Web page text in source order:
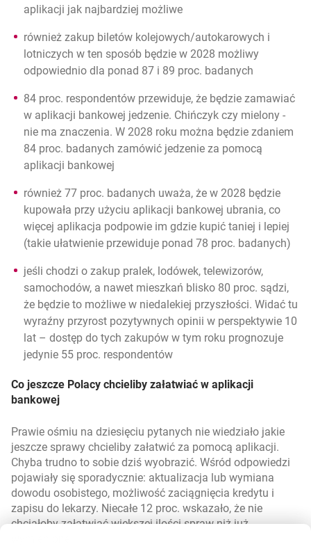
aplikacji jak najbardziej możliwe
również zakup biletów kolejowych/autokarowych i
lotniczych w ten sposób będzie w 2028 możliwy
odpowiednio dla ponad 87 i 89 proc. badanych
84 proc. respondentów przewiduje, że będzie zamawiać
w aplikacji bankowej jedzenie. Chińczyk czy mielony -
nie ma znaczenia. W 2028 roku można będzie zdaniem
84 proc. badanych zamówić jedzenie za pomocą
aplikacji bankowej
również 77 proc. badanych uważa, że w 2028 będzie
kupowała przy użyciu aplikacji bankowej ubrania, co
więcej aplikacja podpowie im gdzie kupić taniej i lepiej
(takie ułatwienie przewiduje ponad 78 proc. badanych)
jeśli chodzi o zakup pralek, lodówek, telewizorów,
samochodów, a nawet mieszkań blisko 80 proc. sądzi,
że będzie to możliwe w niedalekiej przyszłości. Widać tu
wyraźny przyrost pozytywnych opinii w perspektywie 10
lat – dostęp do tych zakupów w tym roku prognozuje
jedynie 55 proc. respondentów
Co jeszcze Polacy chcieliby załatwiać w aplikacji
bankowej
Prawie ośmiu na dziesięciu pytanych nie wiedziało jakie
jeszcze sprawy chcieliby załatwić za pomocą aplikacji.
Chyba trudno to sobie dziś wyobrazić. Wśród odpowiedzi
pojawiały się sporadycznie: aktualizacja lub wymiana
dowodu osobistego, możliwość zaciągnięcia kredytu i
zapisu do lekarzy. Niecałe 12 proc. wskazało, że nie
chciałoby załatwiać większej ilości spraw niż już